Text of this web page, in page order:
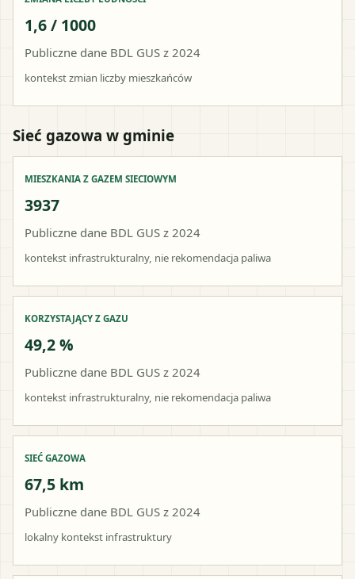
1,6 / 1000
Publiczne dane BDL GUS z 2024
kontekst zmian liczby mieszkańców
Sieć gazowa w gminie
MIESZKANIA Z GAZEM SIECIOWYM
3937
Publiczne dane BDL GUS z 2024
kontekst infrastrukturalny, nie rekomendacja paliwa
KORZYSTAJĄCY Z GAZU
49,2 %
Publiczne dane BDL GUS z 2024
kontekst infrastrukturalny, nie rekomendacja paliwa
SIEĆ GAZOWA
67,5 km
Publiczne dane BDL GUS z 2024
lokalny kontekst infrastruktury